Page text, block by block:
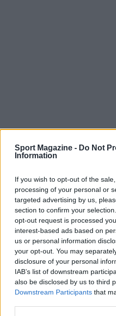
Sport Magazine - Do Not
Information
If you wish to opt-out of the
processing of your personal or
targeted advertising by us,
section to confirm your
opt-out request is processed
interest-based ads based on
us or personal information
your opt-out. You may
disclosure of your personal
IAB’s list of downstream
also be disclosed by us to third
Downstream Participants that
Il successo della
prestazioni individuali
spunti per lo sviluppo dei
Albufeira rimane un
per osservare le future
europea e tracciare i
federazioni coinvolte.
AUTORE
Ilaria Mauri
Ilaria Mauri,